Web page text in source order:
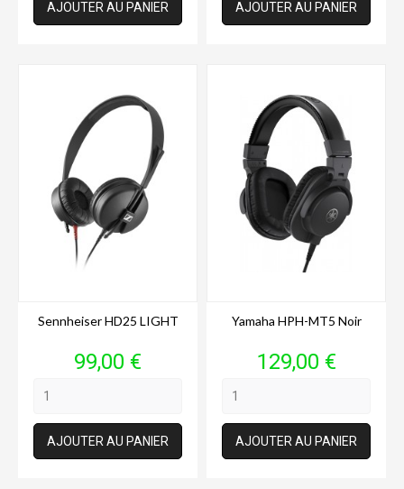
AJOUTER AU PANIER AJOUTER AU PANIER
Sennheiser HD25 LIGHT
Prix
99,00 €
AJOUTER AU PANIER
Yamaha HPH-MT5 Noir
Prix
129,00 €
AJOUTER AU PANIER